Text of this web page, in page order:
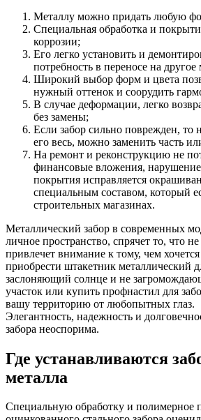
Металлу можно придать любую
Специальная обработка и
коррозии;
Его легко установить и
потребность в переносе на другое
Широкий выбор форм и цвета
нужный оттенок и соорудить
В случае деформации, легко
без замены;
Если забор сильно поврежден, то
его весь, можно заменить часть
На ремонт и реконструкцию не
финансовые вложения, нарушение
покрытия исправляется
специальным составом, который
строительных магазинах.
Металлический забор в современных
личное пространство, спрячет то, что
привлечет внимание к тому, чем
приобрести штакетник металлический
заслоняющий солнце и не
участок или купить профнастил для
вашу территорию от любопытных глаз.
Элегантность, надежность и
забора неоспорима.
Где устанавливаются
металла
Специальную обработку и полимерное